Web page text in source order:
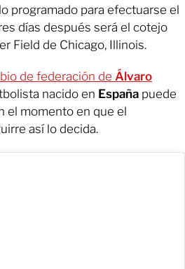
programado para efectuarse el
días después será el cotejo
Field de Chicago, Illinois.
de federación de Álvaro
nacido en España puede
el momento en que el
así lo decida.